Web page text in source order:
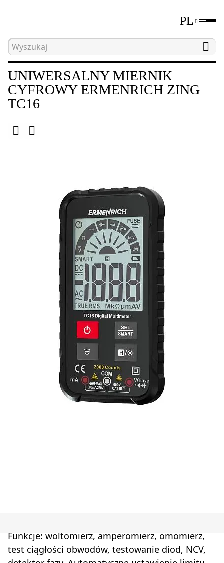
PL
Strona główna Elektryczne narzędzia
UNIWERSALNY MIERNIK
CYFROWY ERMENRICH ZING
TC16
Funkcje: woltomierz, amperomierz, omomierz,
test ciągłości obwodów, testowanie diod, NCV,